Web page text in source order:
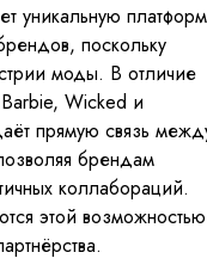
уникальную
поскольку
моды. В отличие
Wicked и
прямую связь
брендам
коллабораций.
этой